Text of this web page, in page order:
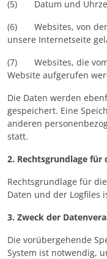
(5) Datum und
(6) Websites, von
unsere Internetseite
(7) Websites, die vom
Website aufgerufen
Die Daten werden
gespeichert. Eine
anderen
statt.
2. Rechtsgrundlage
Rechtsgrundlage für
Daten und der Logfiles
3. Zweck der
Die vorübergehende
System ist notwendig,